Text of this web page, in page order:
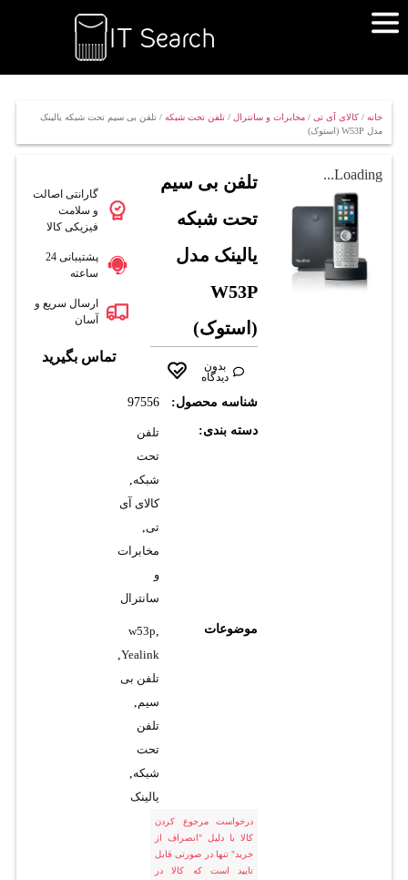
خانه/ کالای آی تی/ مخابرات و سانترال / تلفن تحت شبکه/ تلفن بی سیم تحت شبکه یالینک
مدل W53P (استوک)
Loading...
تلفن بی سیم
تحت شبکه
یالینک مدل
W53P
(استوک)
بدون
دیدگاه
شناسه محصول: 97556
دسته بندی:
تلفن
تحت
شبکه,
کالای آی
تی,
مخابرات
و
سانترال
موضوعات w53p,
Yealink
,
تلفن بی
سیم,
تلفن
تحت
شبکه,
یالینک
درخواست مرجوع کردن
کالا با دلیل "انصراف از
خرید" تنها در صورتی قابل
تایید است که کالا در
گارانتی اصالت
و سلامت
فیزیکی کالا
پشتیبانی 24
ساعته
ارسال سریع و
آسان
تماس بگیرید